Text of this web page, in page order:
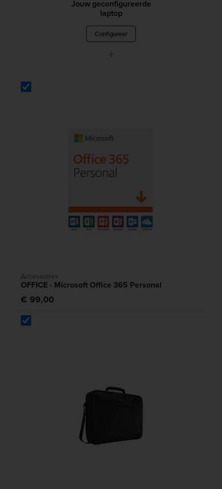
Jouw geconfigureerde
laptop
Configureer
+
Accessoires
OFFICE - Microsoft Office 365 Personal
€ 99,00